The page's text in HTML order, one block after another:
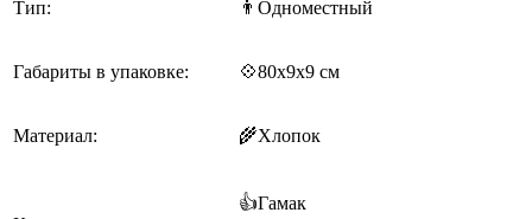
Тип: 👨Одноместный
Габариты в упаковке: 💠80x9x9 см
Материал: 🌾Хлопок
👍Гамак